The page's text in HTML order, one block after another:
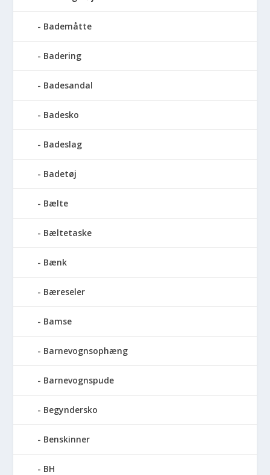
Bademåtte
Badering
Badesandal
Badesko
Badeslag
Badetøj
Bælte
Bæltetaske
Bænk
Bæreseler
Bamse
Barnevognsophæng
Barnevognspude
Begyndersko
Benskinner
BH